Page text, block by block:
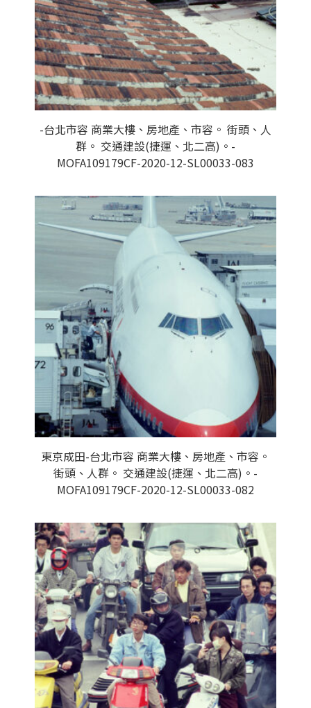
-台北市容 商業大樓、房地產、市容。 街頭、人
群。 交通建設(捷運、北二高)。-
MOFA109179CF-2020-12-SL00033-083
東京成田-台北市容 商業大樓、房地產、市容。
街頭、人群。 交通建設(捷運、北二高)。-
MOFA109179CF-2020-12-SL00033-082